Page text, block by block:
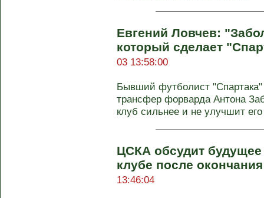
Евгений Ловчев:
который сделает
03 13:58:00
Бывший футболист "Спартака"
трансфер форварда Антона
клуб сильнее и не улучшит
ЦСКА обсудит
клубе после
13:46:04